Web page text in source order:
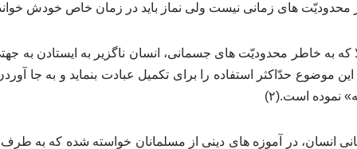
محدودیّت های زمانی نیست ولی نماز باید در زمان خاص خودش
که به خاطر محدودیّت های جسمانی، انسان ناگزیر به ایستادن به
موضوع حدّاکثر استفاده را برای تکمیل عبادت بنماید و به جا
نموده است.(۲)
انسان، در آموزه های دینی از مسلمانان خواسته شده که به طرف